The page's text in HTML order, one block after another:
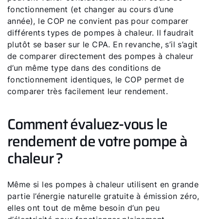
fonctionnement (et changer au cours d’une
année), le COP ne convient pas pour comparer
différents types de pompes à chaleur. Il faudrait
plutôt se baser sur le CPA. En revanche, s’il s’agit
de comparer directement des pompes à chaleur
d’un même type dans des conditions de
fonctionnement identiques, le COP permet de
comparer très facilement leur rendement.
Comment évaluez-vous le
rendement de votre pompe à
chaleur ?
Même si les pompes à chaleur utilisent en grande
partie l’énergie naturelle gratuite à émission zéro,
elles ont tout de même besoin d’un peu